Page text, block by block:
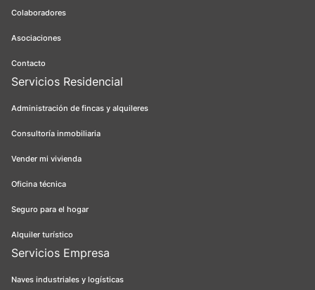
Colaboradores
Asociaciones
Contacto
Servicios Residencial
Administración de fincas y alquileres
Consultoría inmobiliaria
Vender mi vivienda
Oficina técnica
Seguro para el hogar
Alquiler turístico
Servicios Empresa
Naves industriales y logísticas